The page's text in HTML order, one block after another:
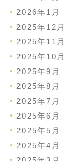
2026年1月
2025年12月
2025年11月
2025年10月
2025年9月
2025年8月
2025年7月
2025年6月
2025年5月
2025年4月